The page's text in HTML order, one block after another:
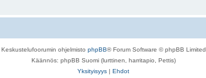
Keskustelufoorumin ohjelmisto phpBB® Forum Software © phpBB Limited
Käännös: phpBB Suomi (lurttinen, harritapio, Pettis)
Yksityisyys | Ehdot